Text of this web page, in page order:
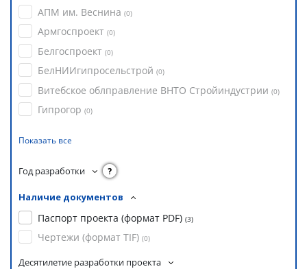
АПМ им. Веснина (0)
Армгоспроект (0)
Белгоспроект (0)
БелНИИгипросельстрой (0)
Витебское облправление ВНТО Стройиндустрии (0)
Гипрогор (0)
Показать все
Год разработки ?
Наличие документов
Паспорт проекта (формат PDF) (3)
Чертежи (формат TIF) (0)
Десятилетие разработки проекта